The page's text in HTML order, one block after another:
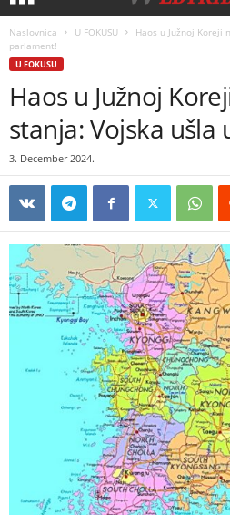
Naslovnica U FOKUSU
Haos u Južnoj Koreji
parlament!
U FOKUSU
Haos u Južnoj
stanja: Vojska ušla
3. December 2024.